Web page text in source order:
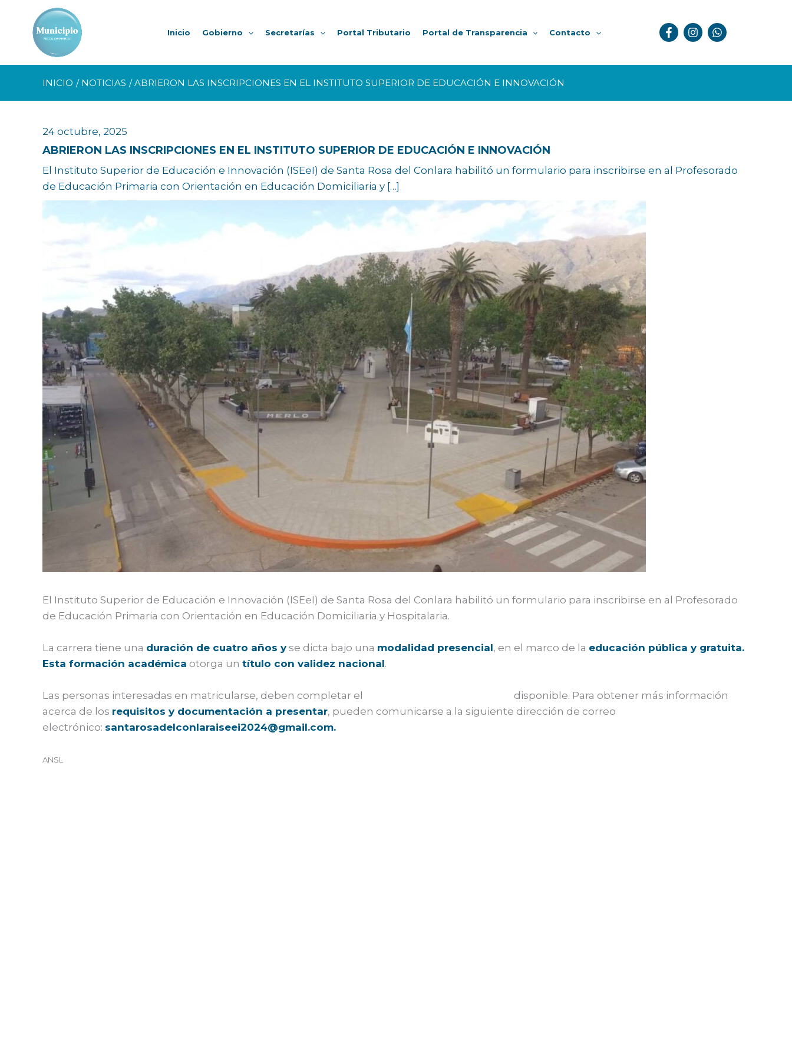
contenido
Inicio Gobierno Secretarías Portal Tributario Portal de Transparencia Contacto
INICIO NOTICIAS ABRIERON LAS INSCRIPCIONES EN EL INSTITUTO SUPERIOR DE EDUCACIÓN E INNOVACIÓN
24 octubre, 2025
ABRIERON LAS INSCRIPCIONES EN EL INSTITUTO SUPERIOR DE EDUCACIÓN E INNOVACIÓN
El Instituto Superior de Educación e Innovación (ISEeI) de Santa Rosa del Conlara habilitó un formulario para inscribirse en al Profesorado
de Educación Primaria con Orientación en Educación Domiciliaria y […]
El Instituto Superior de Educación e Innovación (ISEeI) de Santa Rosa del Conlara habilitó un formulario para inscribirse en al Profesorado
de Educación Primaria con Orientación en Educación Domiciliaria y Hospitalaria.
La carrera tiene una duración de cuatro años yse dicta bajo una modalidad presencial, en el marco de la educación pública y gratuita.
Esta formación académica otorga un título con validez nacional.
Las personas interesadas en matricularse, deben completar el
disponible. Para obtener más información
acerca de los requisitos y documentación a presentar, pueden comunicarse a la siguiente dirección de correo
electrónico: santarosadelconlaraiseei2024@gmail.com.
ANSL